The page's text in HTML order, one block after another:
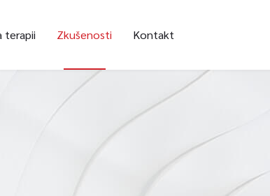
terapii Zkušenosti Kontakt